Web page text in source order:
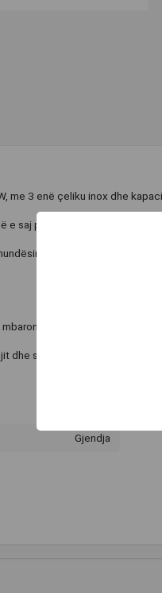
me 3 enë çeliku inox dhe
saj prej 1300W që i gatuan
e gatimit deri në 3
uji gjatë funksionimit
dhe sipërfaqe të lehta për tu
Gjendja